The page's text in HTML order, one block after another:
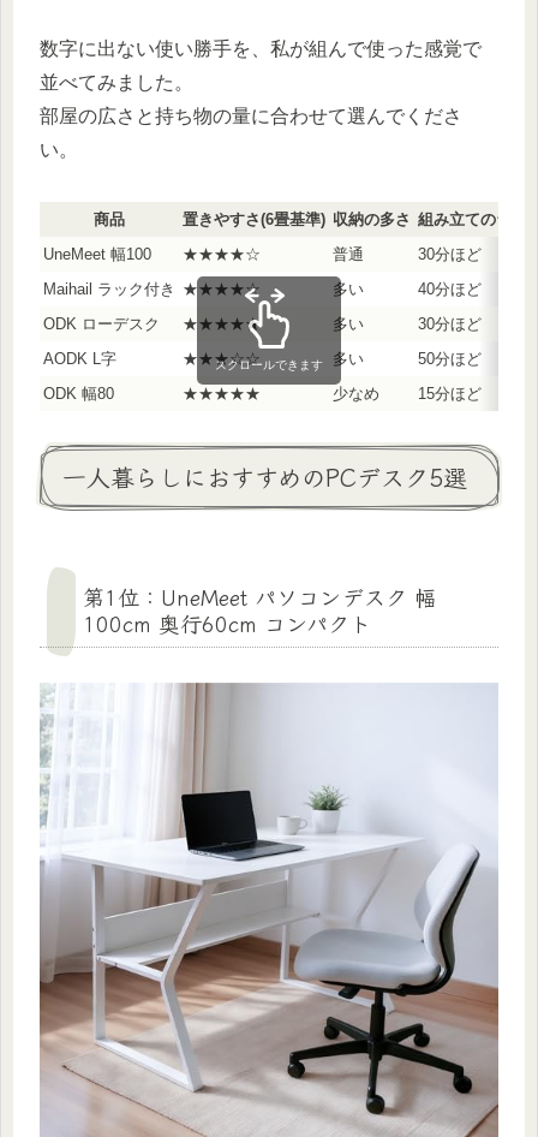
数字に出ない使い勝手を、私が組んで使った感覚で
並べてみました。
部屋の広さと持ち物の量に合わせて選んでくださ
い。
商品 置きやすさ(6畳基準) 収納の多さ 組み立てのラク
UneMeet 幅100
★★★★☆ 普通
30分ほど
Maihail ラック付き
★★★★☆ 多い
40分ほど
ODK ローデスク
★★★★★ 多い
30分ほど
AODK L字
★★★☆☆ 多い
50分ほど
ODK 幅80
★★★★★ 少なめ 15分ほど
スクロールできます
一人暮らしにおすすめのPCデスク5選
第1位：UneMeet パソコンデスク 幅
100cm 奥行60cm コンパクト